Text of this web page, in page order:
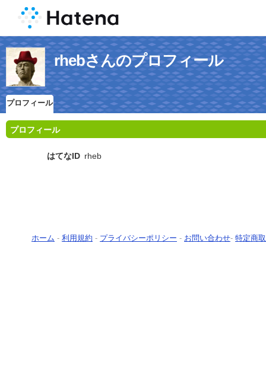
rhebさんのプロフィール
プロフィール
プロフィール
はてなID rheb
ホーム - 利用規約 - プライバシーポリシー - お問い合わせ- 特定商